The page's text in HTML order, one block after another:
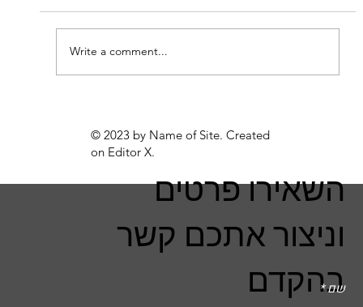
Write a comment...
© 2023 by Name of Site. Created
on Editor X.
השאירו פרטים
וניצור אתכם קשר
בהקדם
שם